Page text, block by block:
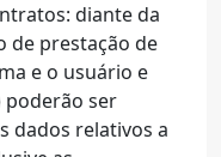
diante da
de prestação de
e o usuário e
poderão ser
dados relativos a